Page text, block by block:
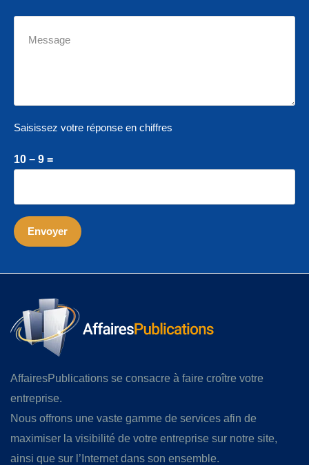
Saisissez votre réponse en chiffres
10 − 9 =
AffairesPublications se consacre à faire croître votre
entreprise.
Nous offrons une vaste gamme de services afin de
maximiser la visibilité de votre entreprise sur notre site,
ainsi que sur l’Internet dans son ensemble.